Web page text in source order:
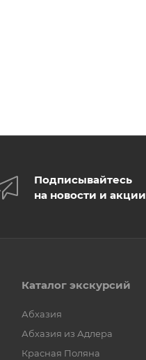
Подписывайтесь
на новости и акции
Каталог экскурсий
Абхазия
Абхазия из Адлера
Красная Поляна